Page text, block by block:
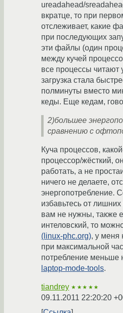
ureadahead/
вкратце, то при
отслеживает, какие
при последующих
эти файлы (один
между кучей
все процессы
загрузка стала
полминуты вместо
кеды. Еще кедам,
2)большее
сравнению с
Куча процессов,
процессор/жёсткий,
работать, а не
ничего не делаете,
энергопотребление.
избавьтесь от
вам не нужны, также
интеловский, то
(linux-phc.org), у меня
при максимальной
потребление меньше
laptop-mode-tools.
tiandrey ★★★★★
09.11.2011 22:20:20